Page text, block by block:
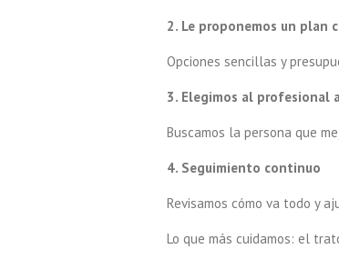
2. Le proponemos un plan
Opciones sencillas y
3. Elegimos al profesional
Buscamos la persona que
4. Seguimiento continuo
Revisamos cómo va todo y
Lo que más cuidamos: el